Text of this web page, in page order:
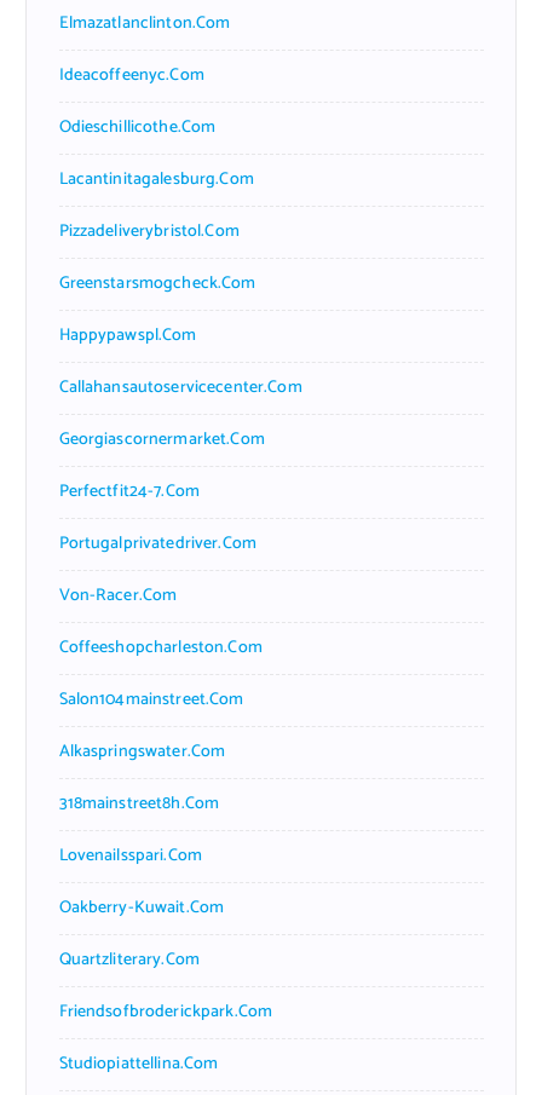
Elmazatlanclinton.com
Ideacoffeenyc.com
Odieschillicothe.com
Lacantinitagalesburg.com
Pizzadeliverybristol.com
Greenstarsmogcheck.com
Happypawspl.com
Callahansautoservicecenter.com
Georgiascornermarket.com
Perfectfit24-7.com
Portugalprivatedriver.com
Von-Racer.com
Coffeeshopcharleston.com
Salon104mainstreet.com
Alkaspringswater.com
318mainstreet8h.com
Lovenailsspari.com
Oakberry-Kuwait.com
Quartzliterary.com
Friendsofbroderickpark.com
Studiopiattellina.com